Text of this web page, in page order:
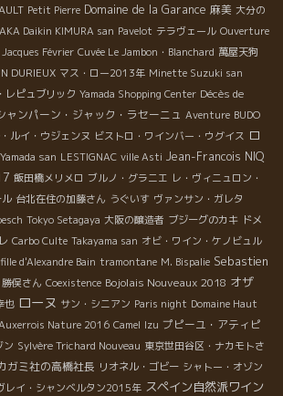
Petit Pierre Domaine de la Garance 麻美 大分の
Daikin KIMURA san Pavelot テラヴェール Ouverture
Jacques Février Cuvée Le Jambon・Blanchard 萬屋天狗
DURIEUX マス・ロー2013年 Minette Suzuki san
レピュブリック Yamada Shopping Center Décès de
ャンパーン・ジャック・ラセーニュ Aventure BUDO
ルイ・ウジェンヌ ビストロ・ワインバー・ウグイス ロ
san LESTIGNAC ville Asti Jean-Francois NIQ
飯田橋メリメロ ブルノ・グラニエ レ・ヴィニュロン・
台北在住の加藤さん うぐいす ヴァンサン・ガレタ
Tokyo Setagaya 大阪の醸造者 ブジーグのカキ ドメ
Carbo Culte Takayama san オビ・ワイン・ケノビュル
d'Alexandre Bain tramontane M. Bispalie Sebastien
勝俣さん Coexistence Bojolais Nouveaux 2018 オザ
也 ローヌ サン・シニアン Paris night Domaine Haut
Nature 2016 Camel Izu プピーユ・アティピ
ン Sylvère Trichard Nouveau 東京世田谷区・ナカモトさ
ガミ社の高橋社長 リオネル・ゴビー シャトー・オゾン
レイ・シャンベルタン2015年 スペイン自然派ワイン